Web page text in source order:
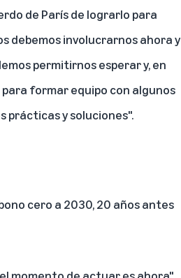
de París de lograrlo para
debemos involucrarnos ahora y
permitirnos esperar y, en
formar equipo con algunos
prácticas y soluciones".
cero a 2030, 20 años antes
momento de actuar es ahora",